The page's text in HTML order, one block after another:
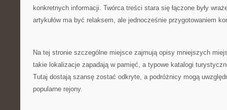
konkretnych informacji. Twórca treści stara się łączone były
artykułów ma być relaksem, ale jednocześnie przygotowaniem
Na tej stronie szczególne miejsce zajmują opisy mniejszych
takie lokalizacje zapadają w pamięć, a typowe katalogi
Tutaj dostają szansę zostać odkryte, a podróżnicy mogą
popularne rejony.